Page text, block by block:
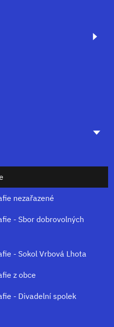
nezařazené
- Sbor dobrovolných
- Sokol Vrbová Lhota
z obce
- Divadelní spolek